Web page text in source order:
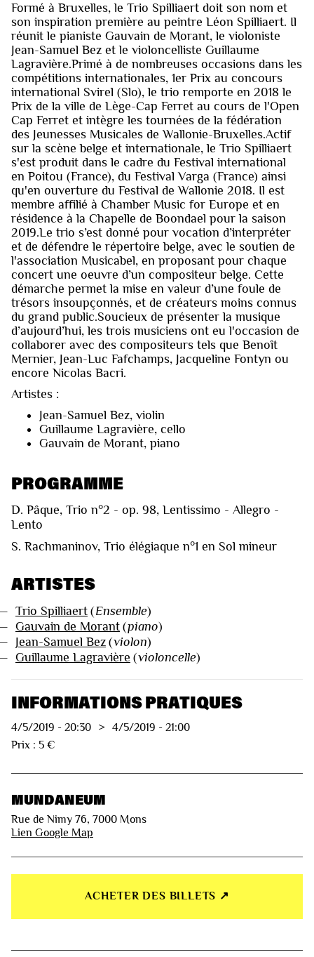
Formé à Bruxelles, le Trio Spilliaert doit son nom et
son inspiration première au peintre Léon Spilliaert. Il
réunit le pianiste Gauvain de Morant, le violoniste
Jean-Samuel Bez et le violoncelliste Guillaume
Lagravière.Primé à de nombreuses occasions dans les
compétitions internationales, 1er Prix au concours
international Svirel (Slo), le trio remporte en 2018 le
Prix de la ville de Lège-Cap Ferret au cours de l'Open
Cap Ferret et intègre les tournées de la fédération
des Jeunesses Musicales de Wallonie-Bruxelles.Actif
sur la scène belge et internationale, le Trio Spilliaert
s'est produit dans le cadre du Festival international
en Poitou (France), du Festival Varga (France) ainsi
qu'en ouverture du Festival de Wallonie 2018. Il est
membre affilié à Chamber Music for Europe et en
résidence à la Chapelle de Boondael pour la saison
2019.Le trio s’est donné pour vocation d’interpréter
et de défendre le répertoire belge, avec le soutien de
l'association Musicabel, en proposant pour chaque
concert une oeuvre d’un compositeur belge. Cette
démarche permet la mise en valeur d’une foule de
trésors insoupçonnés, et de créateurs moins connus
du grand public.Soucieux de présenter la musique
d’aujourd’hui, les trois musiciens ont eu l'occasion de
collaborer avec des compositeurs tels que Benoît
Mernier, Jean-Luc Fafchamps, Jacqueline Fontyn ou
encore Nicolas Bacri.
Artistes :
Jean-Samuel Bez, violin
Guillaume Lagravière, cello
Gauvain de Morant, piano
PROGRAMME
D. Pâque, Trio n°2 - op. 98, Lentissimo - Allegro -
Lento
S. Rachmaninov, Trio élégiaque n°1 en Sol mineur
ARTISTES
Trio Spilliaert (Ensemble)
Gauvain de Morant (piano)
Jean-Samuel Bez (violon)
Guillaume Lagravière (violoncelle)
INFORMATIONS PRATIQUES
4/5/2019 - 20:30 > 4/5/2019 - 21:00
Prix : 5 €
MUNDANEUM
Rue de Nimy 76, 7000 Mons
Lien Google Map
ACHETER DES BILLETS ↗︎